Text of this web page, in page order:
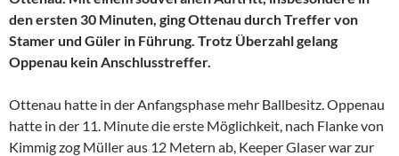
den ersten 30 Minuten, ging Ottenau durch Treffer von
Stamer und Güler in Führung. Trotz Überzahl gelang
Oppenau kein Anschlusstreffer.
Ottenau hatte in der Anfangsphase mehr Ballbesitz. Oppenau
hatte in der 11. Minute die erste Möglichkeit, nach Flanke von
Kimmig zog Müller aus 12 Metern ab, Keeper Glaser war zur